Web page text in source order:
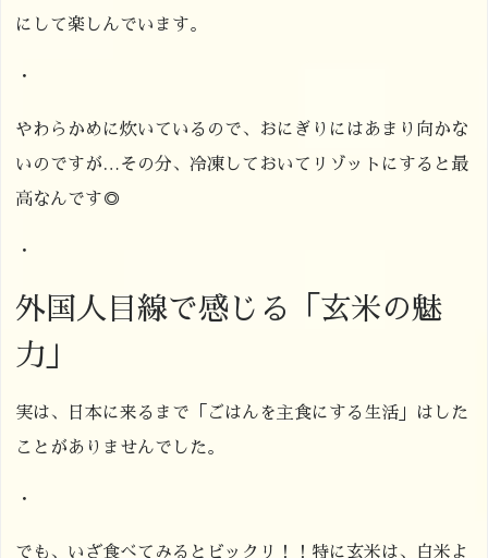
にして楽しんでいます。
・
やわらかめに炊いているので、おにぎりにはあまり向かな
いのですが…その分、冷凍しておいてリゾットにすると最
高なんです◎
・
外国人目線で感じる「玄米の魅
力」
実は、日本に来るまで「ごはんを主食にする生活」はした
ことがありませんでした。
・
でも、いざ食べてみるとビックリ！！特に玄米は、白米よ